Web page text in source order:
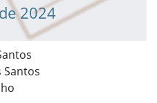
2024